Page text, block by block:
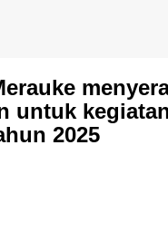
untuk
2025